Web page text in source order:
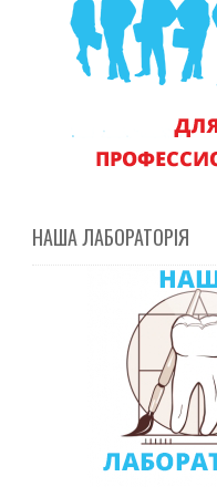
НАША ЛАБОРАТОРІЯ